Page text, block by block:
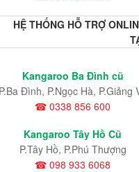
HỆ THỐNG HỖ TRỢ
Kangaroo Ba Đình cũ
Đình, P.Ngọc Hà, P.Giảng
☎ 0338 856 600
Kangaroo Tây Hồ Cũ
P.Tây Hồ, P.Phú Thượng
☎ 098 933 6068